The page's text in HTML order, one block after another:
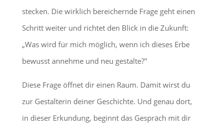
stecken. Die wirklich bereichernde Frage geht einen
Schritt weiter und richtet den Blick in die Zukunft:
„Was wird für mich möglich, wenn ich dieses Erbe
bewusst annehme und neu gestalte?"
Diese Frage öffnet dir einen Raum. Damit wirst du
zur Gestalterin deiner Geschichte. Und genau dort,
in dieser Erkundung, beginnt das Gespräch mit dir